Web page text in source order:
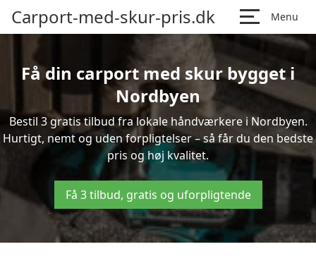
Carport-med-skur-pris.dk Menu
Få din carport med skur bygget i
Nordbyen
Bestil 3 gratis tilbud fra lokale håndværkere i Nordbyen.
Hurtigt, nemt og uden forpligtelser – så får du den bedste
pris og høj kvalitet.
Få 3 tilbud, gratis og uforpligtende